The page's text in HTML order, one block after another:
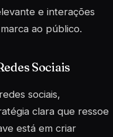
e interações
ao público.
Sociais
sociais,
clara que ressoe
está em criar